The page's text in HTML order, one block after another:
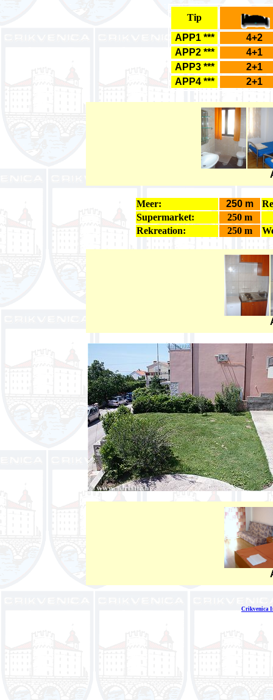
Tip
APP1 ***
4+2
APP2 ***
4+1
APP3 ***
2+1
APP4 ***
2+1
Meer: 250 m
Supermarket:
250 m
Rekreation:
250 m
Crikvenica